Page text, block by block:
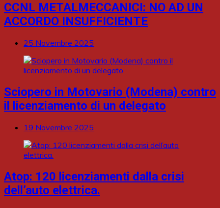
CCNL METALMECCANICI: NO AD UN
ACCORDO INSUFFICIENTE
25 Novembre 2025
Sciopero in Motovario (Modena) contro
il licenziamento di un delegato
19 Novembre 2025
Atop: 120 licenziamenti dalla crisi
dell’auto elettrica.